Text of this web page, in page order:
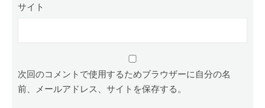
サイト
次回のコメントで使用するためブラウザーに自分の名
前、メールアドレス、サイトを保存する。